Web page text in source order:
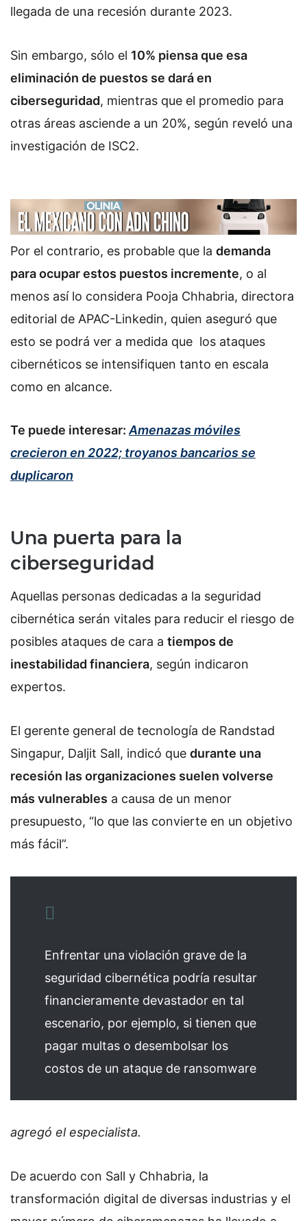
llegada de una recesión durante 2023.
Sin embargo, sólo el 10% piensa que esa
eliminación de puestos se dará en
ciberseguridad, mientras que el promedio para
otras áreas asciende a un 20%, según reveló una
investigación de ISC2.
Por el contrario, es probable que la demanda
para ocupar estos puestos incremente, o al
menos así lo considera Pooja Chhabria, directora
editorial de APAC-Linkedin, quien aseguró que
esto se podrá ver a medida que los ataques
cibernéticos se intensifiquen tanto en escala
como en alcance.
Te puede interesar:Amenazas móviles
crecieron en 2022; troyanos bancarios se
duplicaron
Una puerta para la
ciberseguridad
Aquellas personas dedicadas a la seguridad
cibernética serán vitales para reducir el riesgo de
posibles ataques de cara a tiempos de
inestabilidad financiera, según indicaron
expertos.
El gerente general de tecnología de Randstad
Singapur, Daljit Sall, indicó que durante una
recesión las organizaciones suelen volverse
más vulnerables a causa de un menor
presupuesto, “lo que las convierte en un objetivo
más fácil”.
Enfrentar una violación grave de la
seguridad cibernética podría resultar
financieramente devastador en tal
escenario, por ejemplo, si tienen que
pagar multas o desembolsar los
costos de un ataque de ransomware
agregó el especialista.
De acuerdo con Sall y Chhabria, la
transformación digital de diversas industrias y el